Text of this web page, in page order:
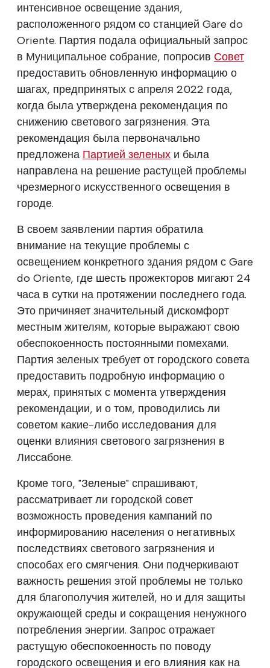
интенсивное освещение здания,
расположенного рядом со станцией Gare do
Oriente. Партия подала официальный запрос
в Муниципальное собрание, попросив Совет
предоставить обновленную информацию о
шагах, предпринятых с апреля 2022 года,
когда была утверждена рекомендация по
снижению светового загрязнения. Эта
рекомендация была первоначально
предложена Партией зеленых и была
направлена на решение растущей проблемы
чрезмерного искусственного освещения в
городе.
В своем заявлении партия обратила
внимание на текущие проблемы с
освещением конкретного здания рядом с Gare
do Oriente, где шесть прожекторов мигают 24
часа в сутки на протяжении последнего года.
Это причиняет значительный дискомфорт
местным жителям, которые выражают свою
обеспокоенность постоянными помехами.
Партия зеленых требует от городского совета
предоставить подробную информацию о
мерах, принятых с момента утверждения
рекомендации, и о том, проводились ли
советом какие-либо исследования для
оценки влияния светового загрязнения в
Лиссабоне.
Кроме того, "Зеленые" спрашивают,
рассматривает ли городской совет
возможность проведения кампаний по
информированию населения о негативных
последствиях светового загрязнения и
способах его смягчения. Они подчеркивают
важность решения этой проблемы не только
для благополучия жителей, но и для защиты
окружающей среды и сокращения ненужного
потребления энергии. Запрос отражает
растущую обеспокоенность по поводу
городского освещения и его влияния как на